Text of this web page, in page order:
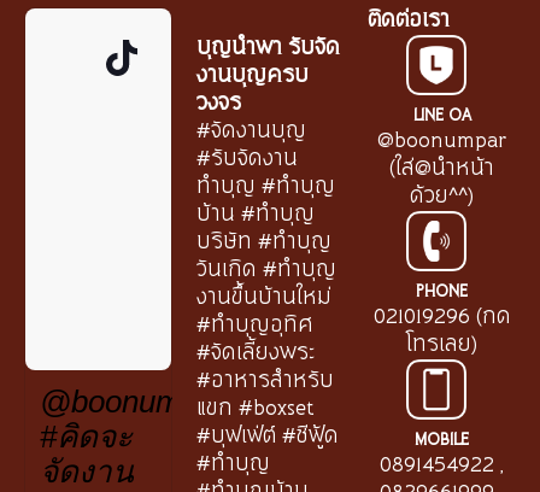
@boonumpar.th
#คิดจะ
จัดงาน
บุญนำพา รับจัด
งานบุญครบ
วงจร
#จัดงานบุญ
#รับจัดงาน
ทำบุญ #ทำบุญ
บ้าน #ทำบุญ
บริษัท #ทำบุญ
วันเกิด #ทำบุญ
งานขึ้นบ้านใหม่
#ทำบุญอุทิศ
#จัดเลี้ยงพระ
#อาหารสำหรับ
แขก #boxset
#บุฟเฟ่ต์ #ซีฟู้ด
#ทำบุญ
ติดต่อเรา
LINE OA
@boonumpar
(ใส่@นำหน้า
ด้วย^^)
PHONE
021019296 (กด
โทรเลย)
MOBILE
0891454922,